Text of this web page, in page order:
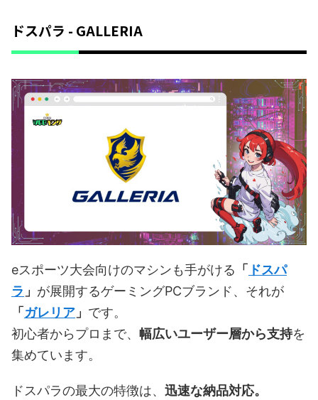
ドスパラ - GALLERIA
eスポーツ大会向けのマシンも手がける 「 ドスパ
ラ 」 が展開するゲーミングPCブランド、それが
「ガレリア 」 です。
初心者からプロまで、 幅広いユーザー層から支持を
集めています。
ドスパラの最大の特徴は、 迅速な納品対応。